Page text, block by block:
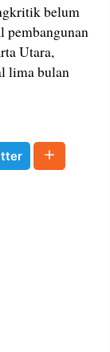
belum
pembangunan
Utara,
lima bulan